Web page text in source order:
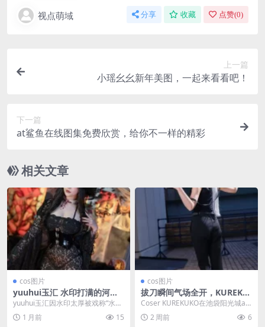
视点萌域 分享 收藏 点赞(0)
上一篇
小瑶幺幺新年美图，一起来看看吧！
下一篇
at鲨鱼在线图集免费欣赏，给你不一样的精彩
相关文章
cos图片
yuuhui玉汇 水印打满的河南
姑娘，为什么粉丝还是追着跑
yuuhui玉汇因水印太厚被戏称“水印
之王”，账号被封、更新变慢、互动
冷清，但她...
1 月前 15
cos图片
拔刀瞬间气场全开，KUREKU
KO的链锯人光熙COS引爆池袋
Coser KUREKUKO在池袋阳光城ac
osta!活动中扮演《链锯人》光
熙，...2 周前 6